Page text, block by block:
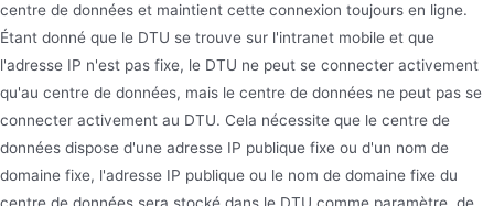
centre de données et maintient cette connexion toujours en ligne.
Étant donné que le DTU se trouve sur l'intranet mobile et que
l'adresse IP n'est pas fixe, le DTU ne peut se connecter activement
qu'au centre de données, mais le centre de données ne peut pas se
connecter activement au DTU. Cela nécessite que le centre de
données dispose d'une adresse IP publique fixe ou d'un nom de
domaine fixe, l'adresse IP publique ou le nom de domaine fixe du